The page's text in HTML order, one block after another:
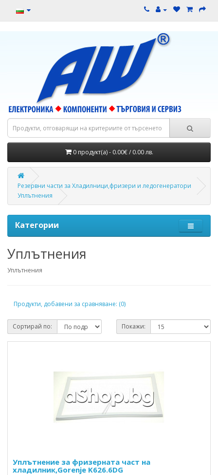
0 продукт(а) - 0.00€ / 0.00 лв.
Резервни части за Хладилници,фризери и ледогенератори
Уплътнения
Категории
Уплътнения
Уплътнения
Продукти, добавени за сравняване: (0)
Сортирай по: Покажи:
Уплътнение за фризерната част на
хладилник,Gorenje K626.6DG